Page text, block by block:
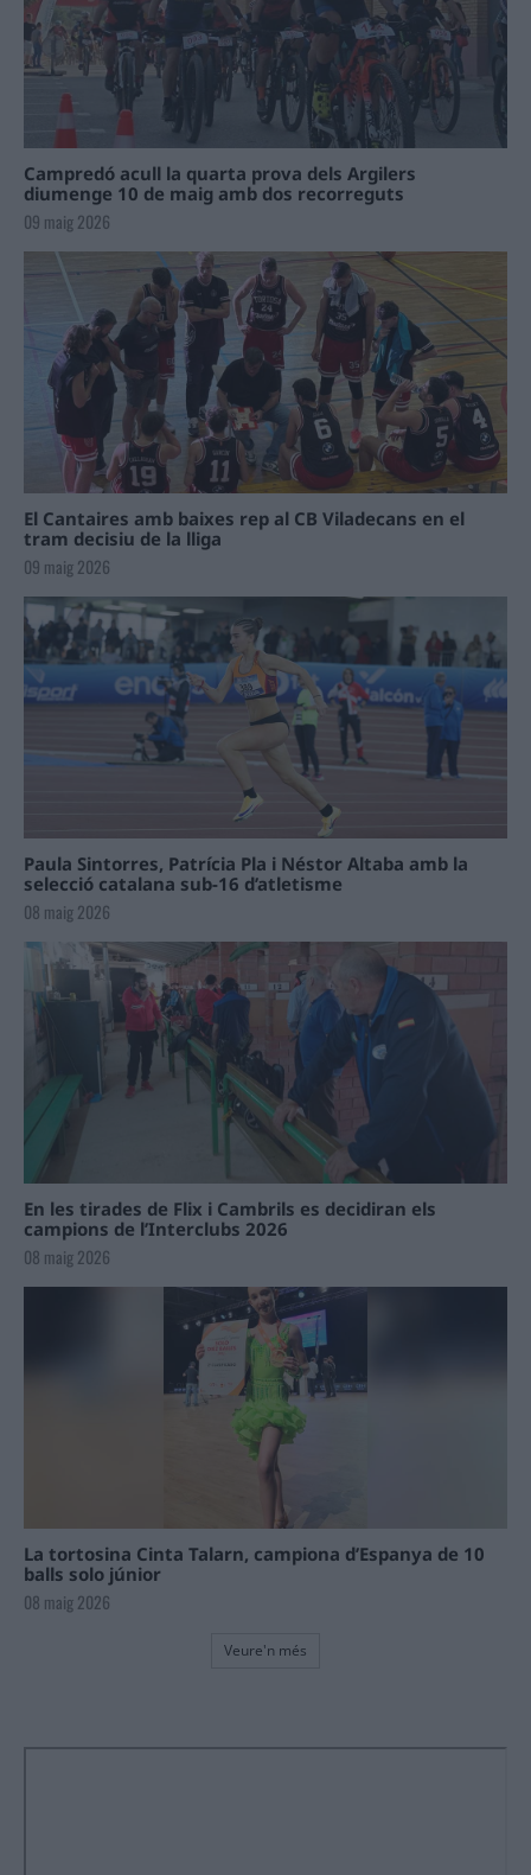
Campredó acull la quarta prova dels Argilers
diumenge 10 de maig amb dos recorreguts
09 maig 2026
El Cantaires amb baixes rep al CB Viladecans en el
tram decisiu de la lliga
09 maig 2026
Paula Sintorres, Patrícia Pla i Néstor Altaba amb la
selecció catalana sub-16 d’atletisme
08 maig 2026
En les tirades de Flix i Cambrils es decidiran els
campions de l’Interclubs 2026
08 maig 2026
La tortosina Cinta Talarn, campiona d’Espanya de 10
balls solo júnior
08 maig 2026
Veure'n més